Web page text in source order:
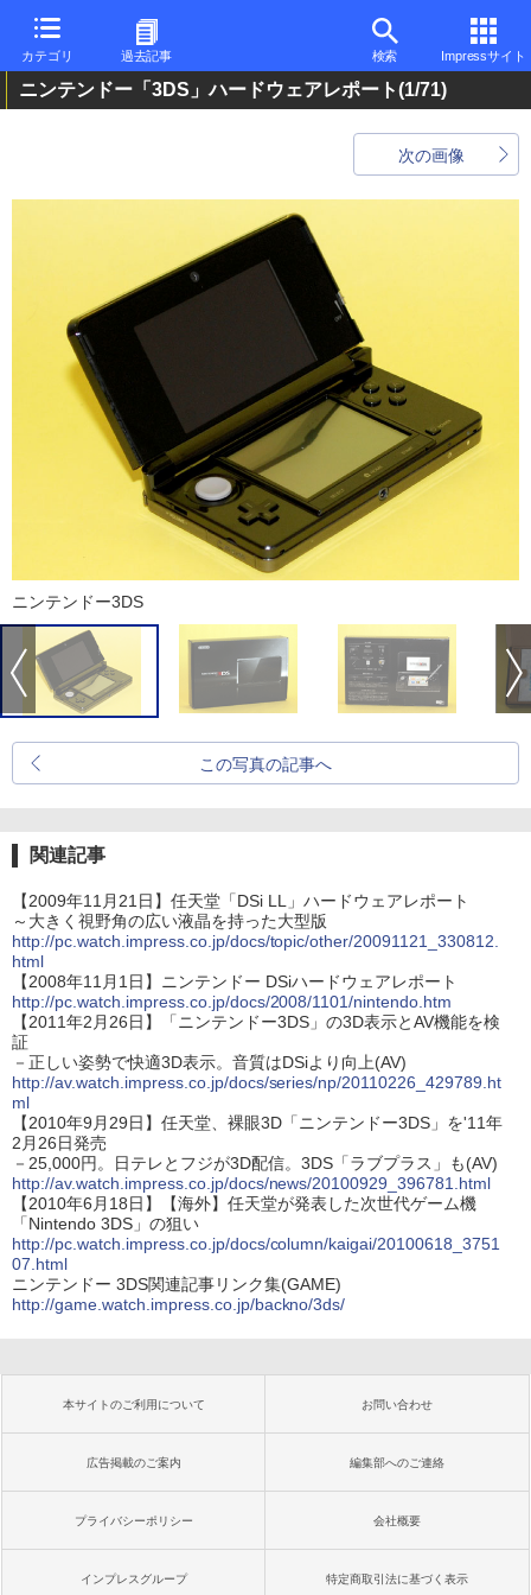
カテゴリ 過去記事 検索 Impressサイト
ニンテンドー「3DS」ハードウェアレポート(1/71)
次の画像
ニンテンドー3DS
この写真の記事へ
関連記事
【2009年11月21日】任天堂「DSi LL」ハードウェアレポート
～大きく視野角の広い液晶を持った大型版
http://pc.watch.impress.co.jp/docs/topic/other/20091121_330812.
html
【2008年11月1日】ニンテンドー DSiハードウェアレポート
http://pc.watch.impress.co.jp/docs/2008/1101/nintendo.htm
【2011年2月26日】「ニンテンドー3DS」の3D表示とAV機能を検
証
－正しい姿勢で快適3D表示。音質はDSiより向上(AV)
http://av.watch.impress.co.jp/docs/series/np/20110226_429789.ht
ml
【2010年9月29日】任天堂、裸眼3D「ニンテンドー3DS」を'11年
2月26日発売
－25,000円。日テレとフジが3D配信。3DS「ラブプラス」も(AV)
http://av.watch.impress.co.jp/docs/news/20100929_396781.html
【2010年6月18日】【海外】任天堂が発表した次世代ゲーム機
「Nintendo 3DS」の狙い
http://pc.watch.impress.co.jp/docs/column/kaigai/20100618_3751
07.html
ニンテンドー 3DS関連記事リンク集(GAME)
http://game.watch.impress.co.jp/backno/3ds/
本サイトのご利用について お問い合わせ
広告掲載のご案内 編集部へのご連絡
プライバシーポリシー 会社概要
インプレスグループ 特定商取引法に基づく表示